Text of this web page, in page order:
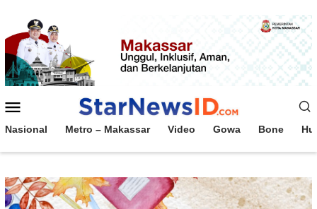
konten
Mobile
Nasional Metro – Makassar Video Gowa Bone